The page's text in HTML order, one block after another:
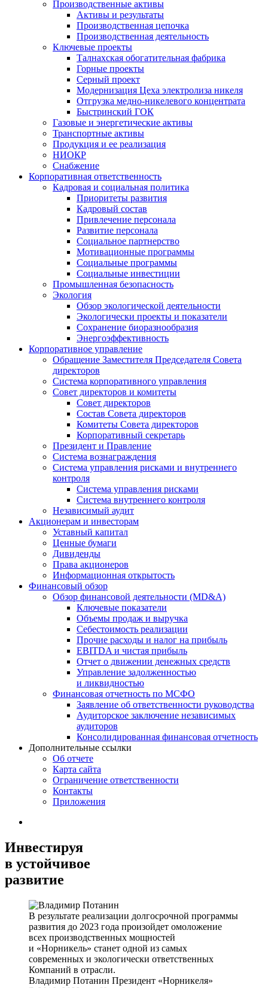
Производственные активы
Активы и результаты
Производственная цепочка
Производственная деятельность
Ключевые проекты
Талнахская обогатительная фабрика
Горные проекты
Серный проект
Модернизация Цеха электролиза никеля
Отгрузка медно-никелевого концентрата
Быстринский ГОК
Газовые и энергетические активы
Транспортные активы
Продукция и ее реализация
НИОКР
Снабжение
Корпоративная ответственность
Кадровая и социальная политика
Приоритеты развития
Кадровый состав
Привлечение персонала
Развитие персонала
Социальное партнерство
Мотивационные программы
Социальные программы
Социальные инвестиции
Промышленная безопасность
Экология
Обзор экологической деятельности
Экологически проекты и показатели
Сохранение биоразнообразия
Энергоэффективность
Корпоративное управление
Обращение Заместителя Председателя Совета
директоров
Система корпоративного управления
Совет директоров и комитеты
Совет директоров
Состав Совета директоров
Комитеты Совета директоров
Корпоративный секретарь
Президент и Правление
Система вознаграждения
Система управления рисками и внутреннего
контроля
Система управления рисками
Система внутреннего контроля
Независимый аудит
Акционерам и инвесторам
Уставный капитал
Ценные бумаги
Дивиденды
Права акционеров
Информационная открытость
Финансовый обзор
Обзор финансовой деятельности (MD&A)
Ключевые показатели
Объемы продаж и выручка
Себестоимость реализации
Прочие расходы и налог на прибыль
EBITDA и чистая прибыль
Отчет о движении денежных средств
Управление задолженностью
и ликвидностью
Финансовая отчетность по МСФО
Заявление об ответственности руководства
Аудиторское заключение независимых
аудиторов
Консолидированная финансовая отчетность
Дополнительные ссылки
Об отчете
Карта сайта
Ограничение ответственности
Контакты
Приложения
Инвестируя
в устойчивое
развитие
В результате реализации долгосрочной программы
развития до 2023 года произойдет омоложение
всех производственных мощностей
и «Норникель» станет одной из самых
современных и экологически ответственных
Компаний в отрасли.
Владимир Потанин Президент «Норникеля»